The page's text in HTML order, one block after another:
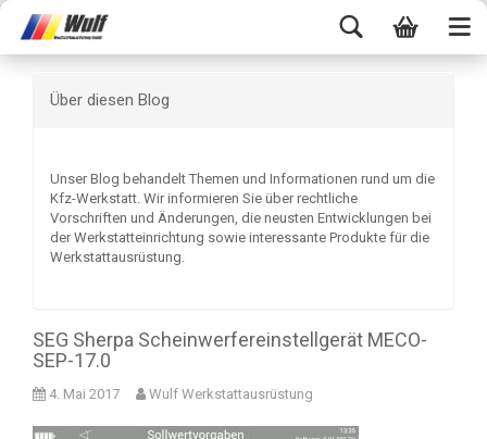
Über diesen Blog
Unser Blog behandelt Themen und Informationen rund um die
Kfz-Werkstatt. Wir informieren Sie über rechtliche
Vorschriften und Änderungen, die neusten Entwicklungen bei
der Werkstatteinrichtung sowie interessante Produkte für die
Werkstattausrüstung.
SEG Sherpa Scheinwerfereinstellgerät MECO-
SEP-17.0
4. Mai 2017 Wulf Werkstattausrüstung